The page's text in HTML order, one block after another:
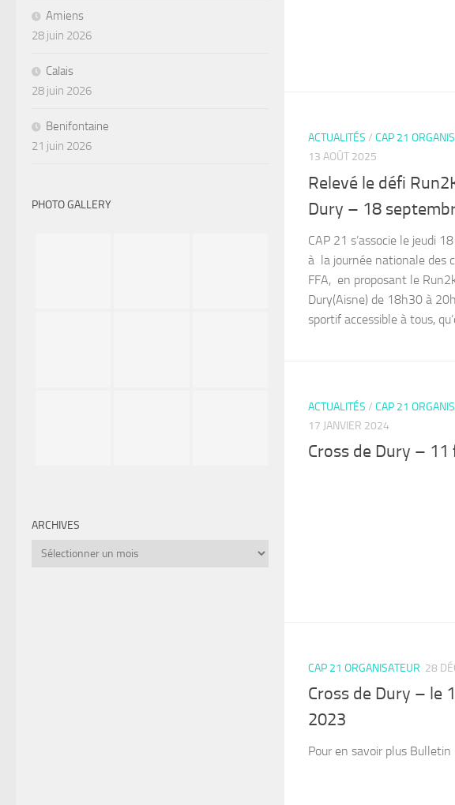
ACTUALITÉS / CAP 21
13 AOÛT 2025
Relevé le défi
Dury – 18
CAP 21 s’associe le jeudi
à la journée nationale des
FFA, en proposant le
Dury(Aisne) de 18h30 à
sportif accessible à tous,
ACTUALITÉS / CAP 21
17 JANVIER 2024
Cross de Dury –
CAP 21 ORGANISATEUR 28
Cross de Dury – le
2023
Pour en savoir plus
Amiens
28 juin 2026
Calais
28 juin 2026
Benifontaine
21 juin 2026
PHOTO GALLERY
ARCHIVES
Archives